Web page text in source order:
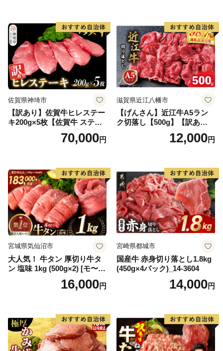
気】(H083106)
佐賀県神埼市
【訳あり】佐賀牛ヒレステー
キ200g×5枚【佐賀牛 ステー
キ ブランド肉 ヒレ肉 フィレ
肉 ジューシー ヘルシー】(H0
70,000円
滋賀県近江八幡市
【げんさん】近江牛A5ラン
ク切落し【500g】【訳あり】
12,000円
宮城県気仙沼市
大人気！ 牛タン 厚切り牛タ
ン 塩味 1kg (500g×2) [モ〜ラ
ンド 宮城県 気仙沼市 205646
60] 肉 牛肉 精肉 牛たん 牛タ
厚切り タン
16,000円
宮崎県都城市
国産牛 赤身切り落とし1.8kg
(450g×4パック)_14-3604
14,000円